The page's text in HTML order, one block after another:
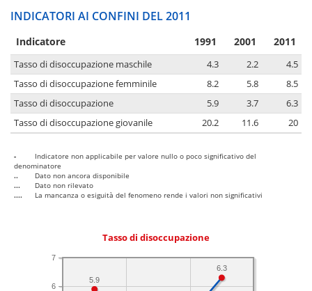
INDICATORI AI CONFINI DEL 2011
Indicatore 1991 2001 2011
Tasso di disoccupazione maschile 4.3 2.2
4.5
Tasso di disoccupazione femminile
8.2 5.8
8.5
Tasso di disoccupazione
5.9 3.7
6.3
Tasso di disoccupazione giovanile
20.2 11.6 20
-
Indicatore non applicabile per valore nullo o poco significativo del
denominatore
..
Dato non ancora disponibile
...
Dato non rilevato
....
La mancanza o esiguità del fenomeno rende i valori non significativi
Tasso di disoccupazione
6
7
6.3
5.9